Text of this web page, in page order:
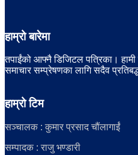
हाम्रो बारेमा
तपाईंको आफ्नै डिजिटल पत्रिका। हामी
समाचार सम्प्रेषणका लागि सदैव
हाम्रो टिम
सञ्चालक : कुमार प्रसाद चौंलागाईं
सम्पादक : राजु भण्डारी